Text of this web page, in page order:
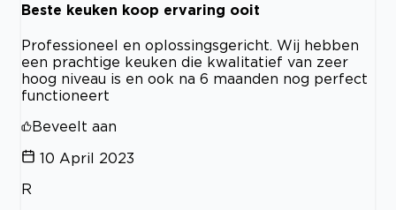
Beste keuken koop ervaring ooit
Professioneel en oplossingsgericht. Wij hebben
een prachtige keuken die kwalitatief van zeer
hoog niveau is en ook na 6 maanden nog perfect
functioneert
Beveelt aan
10 April 2023
R